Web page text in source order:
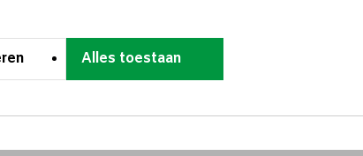
Alles toestaan